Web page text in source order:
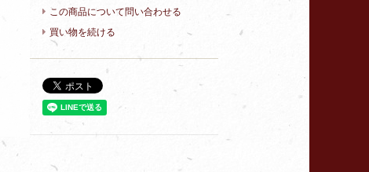
この商品について問い合わせる
買い物を続ける